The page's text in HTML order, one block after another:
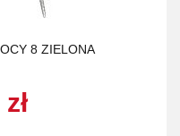
8 ZIELONA